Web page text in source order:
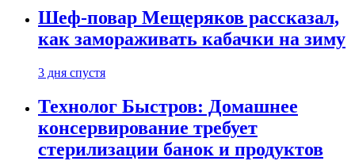
Шеф-повар Мещеряков рассказал,
как замораживать кабачки на зиму
3 дня спустя
Технолог Быстров: Домашнее
консервирование требует
стерилизации банок и продуктов